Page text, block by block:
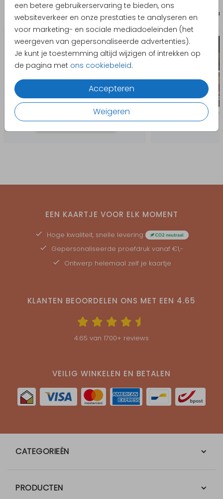
een betere gebruikerservaring te bieden, ons
websiteverkeer en onze prestaties te analyseren en
voor marketing- en sociale mediadoeleinden (het
weergeven van gepersonaliseerde advertenties).
Je kunt je toestemming altijd wijzigen of intrekken op
de pagina met ons cookiebeleid.
Accepteren
Weigeren
Bedankkaart
EEN KAARTJE VOOR ELK MOMENT
Hoge kwaliteit, snelle levering
Gepersonaliseerde proefdruk vanaf €1,-
Ontwerp helemaal zelf je kaartje
KLANTEN BEOORDELEN ONS MET EEN 4.65
4.65 van 1700+ reviews
VEILIG WINKELEN EN BETALEN
CATEGORIEËN
PRODUCTEN